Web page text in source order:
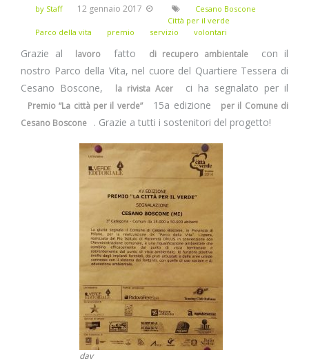
by Staff 12 gennaio 2017
Cesano Boscone
Città per il verde
Parco della vita
premio servizio volontari
Grazie al lavoro fatto di recupero ambientale
con il
nostro Parco della Vita, nel cuore del Quartiere Tessera di
Cesano Boscone,
la rivista Acer ci ha segnalato per il
Premio “La città per il verde” 15a edizione
per il Comune di
Cesano Boscone
. Grazie a tutti i sostenitori del progetto!
dav